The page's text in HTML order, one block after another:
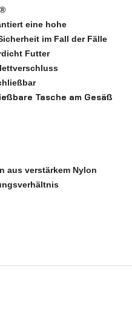
eine hohe
im Fall der Fälle
Futter
Tasche am Gesäß
aus verstärkem Nylon